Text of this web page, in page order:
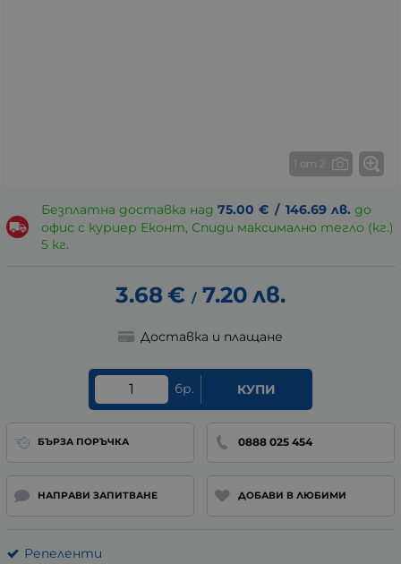
1 от 2
Безплатна доставка над 75.00 € / 146.69 лв. до
офис с куриер Еконт, Спиди максимално тегло (кг.)
5 кг.
3.68€ / 7.20 лв.
Доставка и плащане
бр. КУПИ
БЪРЗА ПОРЪЧКА 0888 025 454
НАПРАВИ ЗАПИТВАНЕ ДОБАВИ В ЛЮБИМИ
Репеленти